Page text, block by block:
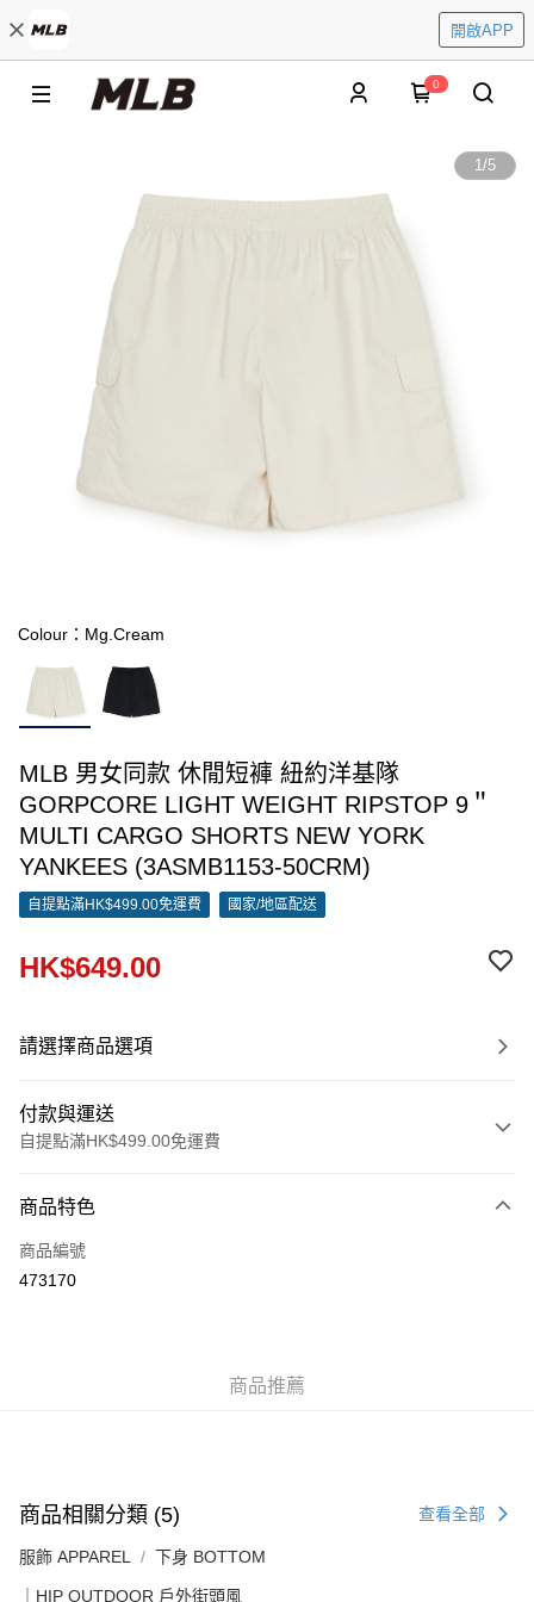
開啟APP
0
1/5
Colour：Mg.Cream
MLB 男女同款 休閒短褲 紐約洋基隊
GORPCORE LIGHT WEIGHT RIPSTOP 9＂
MULTI CARGO SHORTS NEW YORK
YANKEES (3ASMB1153-50CRM)
自提點滿HK$499.00免運費 國家/地區配送
HK$649.00
請選擇商品選項
付款與運送
自提點滿HK$499.00免運費
信用卡
Apple Pay
每筆HK$50.00，滿HK$499.00或以上免運費
付款後順豐合作便利店
商品特色
商品編號
473170
商品推薦
商品相關分類 (5) 查看全部
服飾 APPAREL 下身 BOTTOM
｜HIP OUTDOOR 戶外街頭風